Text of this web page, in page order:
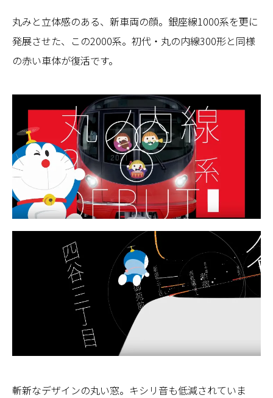
丸みと立体感のある、新車両の顔。銀座線1000系を更に
発展させた、この2000系。初代・丸の内線300形と同様
の赤い車体が復活です。
斬新なデザインの丸い窓。キシリ音も低減されていま